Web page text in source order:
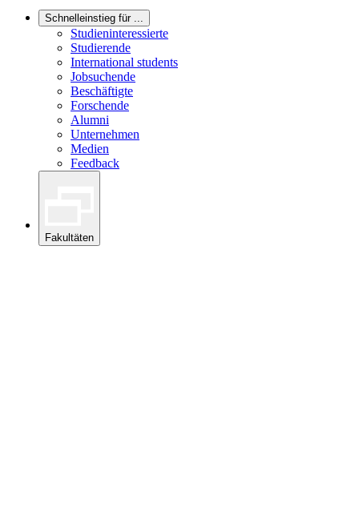
Schnelleinstieg für ...
Studieninteressierte
Studierende
International students
Jobsuchende
Beschäftigte
Forschende
Alumni
Unternehmen
Medien
Feedback
Fakultäten